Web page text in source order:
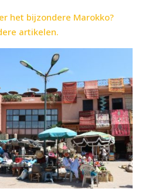
het bijzondere Marokko?
artikelen.